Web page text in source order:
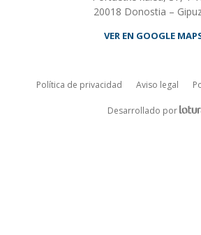
20018 Donostia –
VER EN GOOGLE
Política de privacidad Aviso legal
Desarrollado por